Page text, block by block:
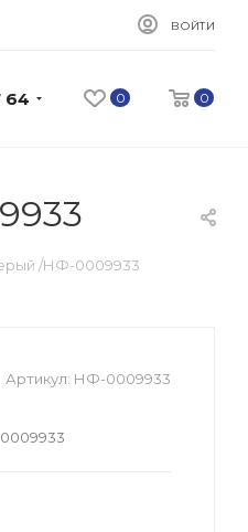
ВОЙТИ
0 0
64
/НФ-0009933
Артикул: НФ-0009933